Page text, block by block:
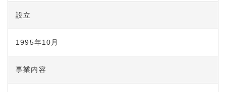
設立
1995年10月
事業内容